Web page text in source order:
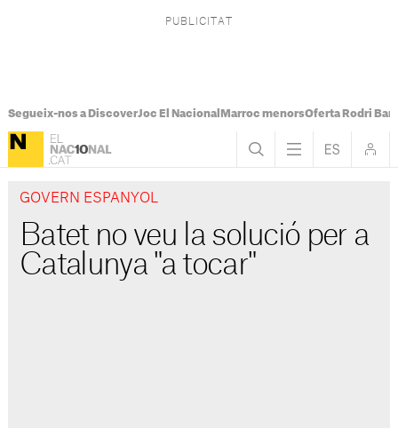
Segueix-nos a DiscoverJoc El Nacional Marroc menorsOferta Rodri
GOVERN ESPANYOL
Batet no veu la solució per a
Catalunya "a tocar"